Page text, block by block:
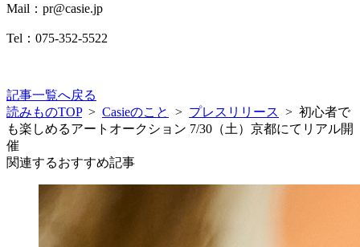
Mail：pr@casie.jp
Tel：075-352-5522
記事一覧へ戻る
読みものTOP> Casieのこと > プレスリリース > 初心者で
も楽しめるアートオークション 7/30（土）京都にてリアル開
催
関連するおすすめ記事